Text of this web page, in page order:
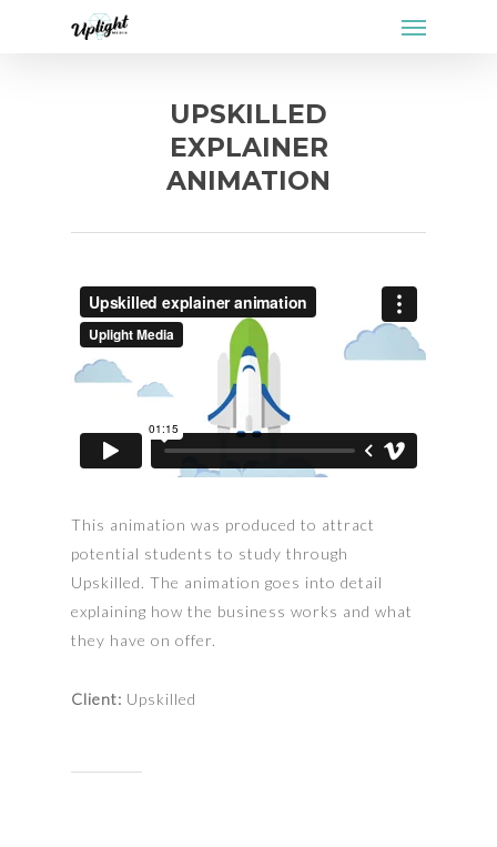
Menu
UPSKILLED
EXPLAINER
ANIMATION
This animation was produced to attract
potential students to study through
Upskilled. The animation goes into detail
explaining how the business works and what
they have on offer.
Client: Upskilled